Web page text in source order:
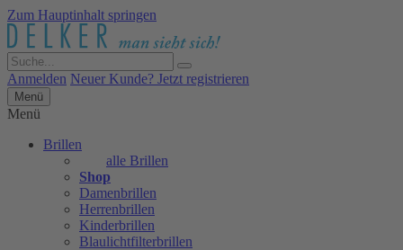
Zum Hauptinhalt springen
Anmelden Neuer Kunde? Jetzt registrieren
Menü
Menü
Brillen
alle Brillen
Shop
Damenbrillen
Herrenbrillen
Kinderbrillen
Blaulichtfilterbrillen